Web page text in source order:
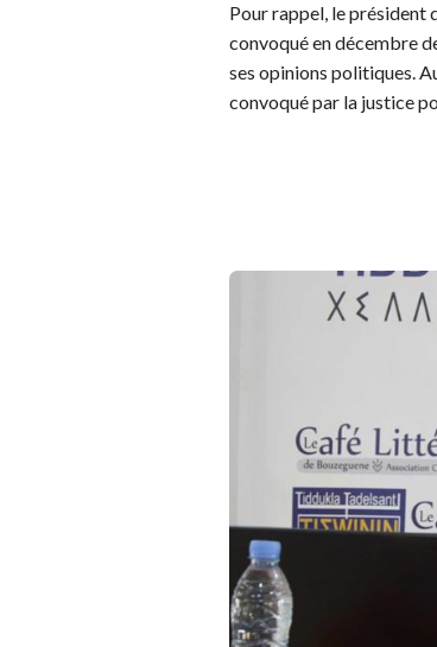
Pour rappel, le président
convoqué en décembre
ses opinions politiques.
convoqué par la justice